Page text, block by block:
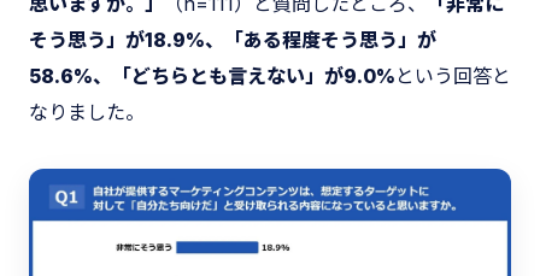
そう思う」が18.9%、「ある程度そう思う」が
58.6%、「どちらとも言えない」が9.0% という回答と
なりました。